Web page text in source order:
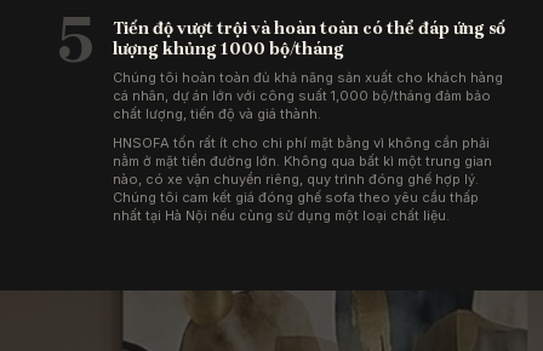
5
Tiến độ vượt trội và hoàn toàn có thể đáp ứng số
lượng khủng 1000 bộ/tháng
Chúng tôi hoàn toàn đủ khả năng sản xuất cho khách hàng
cá nhân, dự án lớn với công suất 1,000 bộ/tháng đảm bảo
chất lượng, tiến độ và giá thành.
HNSOFA tốn rất ít cho chi phí mặt bằng vì không cần phải
nằm ở mặt tiền đường lớn. Không qua bất kì một trung gian
nào, có xe vận chuyển riêng, quy trình đóng ghế hợp lý.
Chúng tôi cam kết giá đóng ghế sofa theo yêu cầu thấp
nhất tại Hà Nội nếu cùng sử dụng một loại chất liệu.